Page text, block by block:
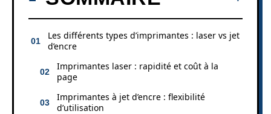
Les différents types d’imprimantes : laser vs jet
d’encre
Imprimantes laser : rapidité et coût à la
page
Imprimantes à jet d’encre : flexibilité
d’utilisation